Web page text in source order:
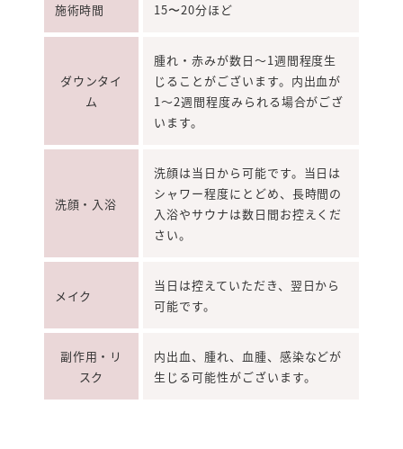
施術時間 15〜20分ほど
ダウンタイ
ム
腫れ・赤みが数日～1週間程度生
じることがございます。内出血が
1～2週間程度みられる場合がござ
います。
洗顔・入浴
洗顔は当日から可能です。当日は
シャワー程度にとどめ、長時間の
入浴やサウナは数日間お控えくだ
さい。
メイク
当日は控えていただき、翌日から
可能です。
副作用・リ
スク
内出血、腫れ、血腫、感染などが
生じる可能性がございます。